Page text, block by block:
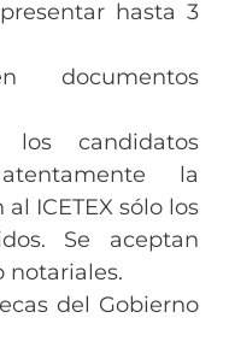
hasta 3
documentos
candidatos
la
ICETEX sólo los
Se aceptan
notariales.
del Gobierno